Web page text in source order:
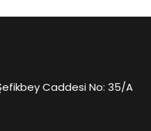
Caddesi No: 35/A